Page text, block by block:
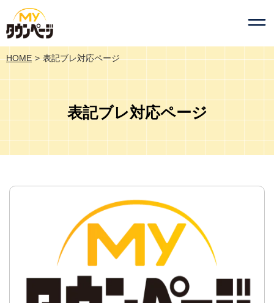
HOME 表記ブレ対応ページ
表記ブレ対応ページ